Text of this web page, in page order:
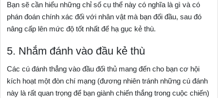
Bạn sẽ cần hiểu những chỉ số cụ thể này có nghĩa là gì và có
phán đoán chính xác đối với nhân vật mà bạn đối đầu, sau đó
nâng cấp lên mức độ tốt nhất để hạ gục kẻ thù.
5. Nhắm đánh vào đầu kẻ thù
Các cú đánh thẳng vào đầu đối thủ mang đến cho bạn cơ hội
kích hoạt một đòn chí mạng (đương nhiên tránh những cú đánh
này là rất quan trọng để bạn giành chiến thắng trong cuộc chiến)